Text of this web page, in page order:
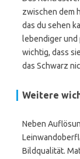
zwischen dem
das du sehen
lebendiger und
wichtig, dass
das Schwarz
Weitere
Neben
Bildqualität.